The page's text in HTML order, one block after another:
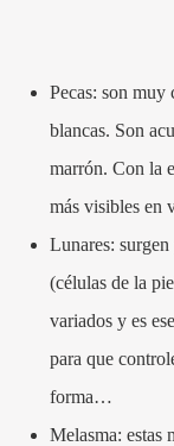
Pecas: son muy
blancas. Son
marrón. Con la
más visibles en
Lunares:
(células de la
variados y es
para que
forma…
Melasma: estas